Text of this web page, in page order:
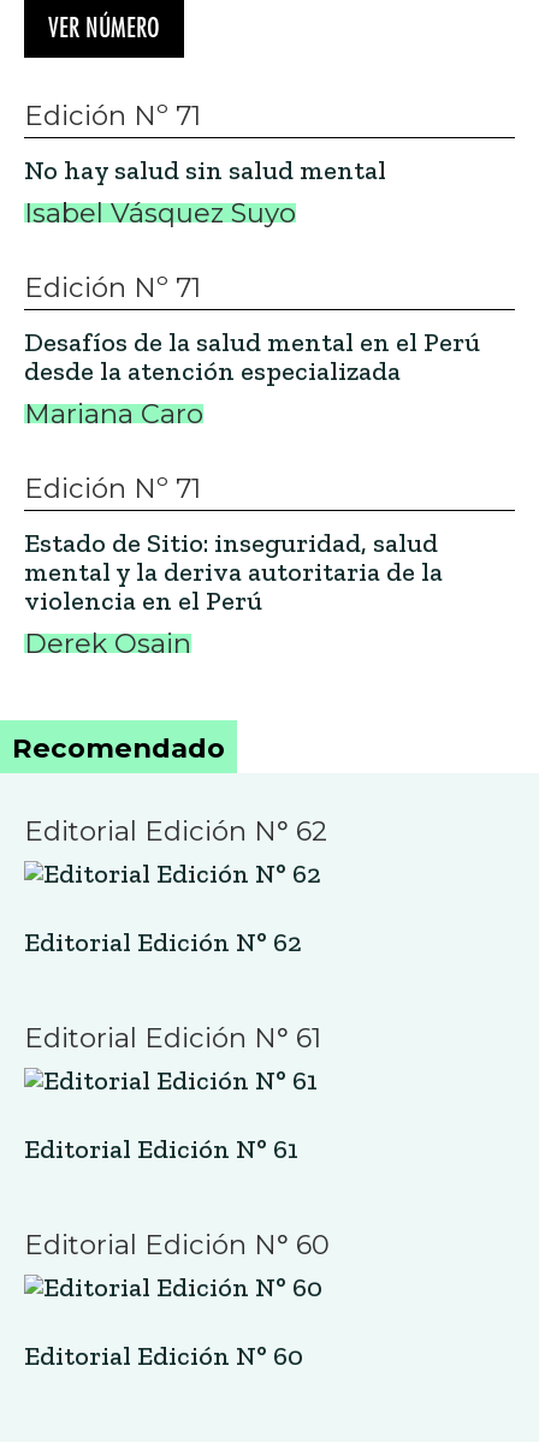
VER NÚMERO
Edición Nº 71
No hay salud sin salud mental
Isabel Vásquez Suyo
Edición Nº 71
Desafíos de la salud mental en el Perú
desde la atención especializada
Mariana Caro
Edición Nº 71
Estado de Sitio: inseguridad, salud
mental y la deriva autoritaria de la
violencia en el Perú
Derek Osain
Recomendado
Editorial Edición N° 62
Editorial Edición N° 62
Editorial Edición N° 61
Editorial Edición N° 61
Editorial Edición N° 60
Editorial Edición N° 60